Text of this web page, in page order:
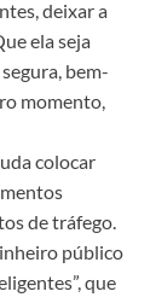
deixar a
ela seja
bem-
momento,
colocar
de tráfego.
público
que